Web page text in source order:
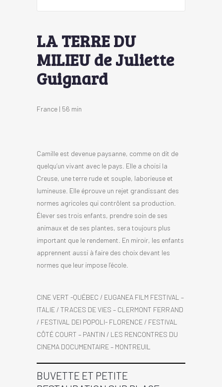
LA TERRE DU
MILIEU de Juliette
Guignard
France | 56 min
Camille est devenue paysanne, comme on dit de
quelqu’un vivant avec le pays. Elle a choisi la
Creuse, une terre rude et souple, laborieuse et
lumineuse. Elle éprouve un rejet grandissant des
normes agricoles qui contrôlent sa production.
Élever ses trois enfants, prendre soin de ses
animaux et de ses plantes, sera toujours plus
important que le rendement. En miroir, les enfants
apprennent aussi à faire des choix devant les
normes que leur impose l’école.
CINE VERT -QUÉBEC / EUGANEA FILM FESTIVAL –
ITALIE / TRACES DE VIES – CLERMONT FERRAND
/ FESTIVAL DEI POPOLI- FLORENCE / FESTIVAL
CÔTÉ COURT – PANTIN / LES RENCONTRES DU
CINEMA DOCUMENTAIRE – MONTREUIL
BUVETTE ET PETITE